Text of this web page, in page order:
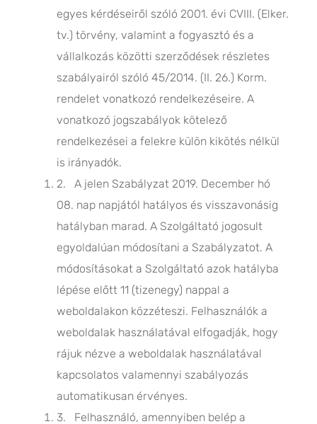
egyes kérdéseiről szóló 2001. évi CVIII. (Elker.
tv.) törvény, valamint a fogyasztó és a
vállalkozás közötti szerződések részletes
szabályairól szóló 45/2014. (II. 26.) Korm.
rendelet vonatkozó rendelkezéseire. A
vonatkozó jogszabályok kötelező
rendelkezései a felekre külön kikötés nélkül
is irányadók.
2. A jelen Szabályzat 2019. December hó
08. nap napjától hatályos és visszavonásig
hatályban marad. A Szolgáltató jogosult
egyoldalúan módosítani a Szabályzatot. A
módosításokat a Szolgáltató azok hatályba
lépése előtt 11 (tizenegy) nappal a
weboldalakon közzéteszi. Felhasználók a
weboldalak használatával elfogadják, hogy
rájuk nézve a weboldalak használatával
kapcsolatos valamennyi szabályozás
automatikusan érvényes.
3. Felhasználó, amennyiben belép a